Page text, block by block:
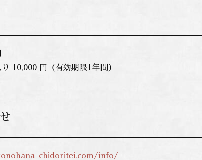
10,000 円（有効期限1年間）
chidoritei.com/info/